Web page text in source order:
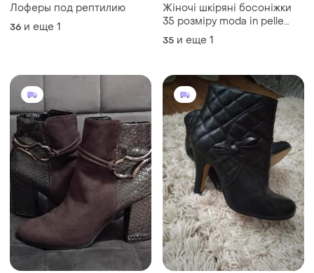
Лоферы под рептилию
36 и еще 1
Жіночі шкіряні босоніжки
35 розміру moda in pelle
італія
35 и еще 1